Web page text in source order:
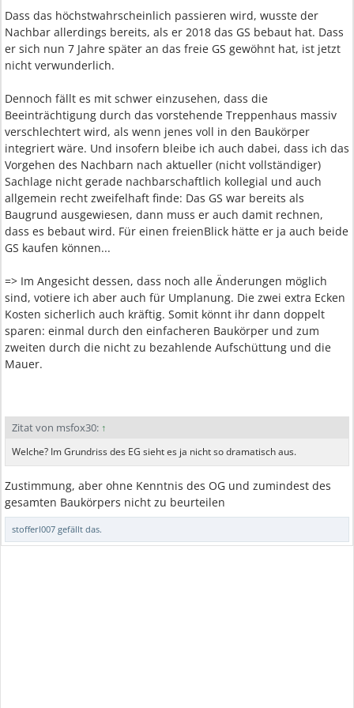
Dass das höchstwahrscheinlich passieren wird, wusste der
Nachbar allerdings bereits, als er 2018 das GS bebaut hat. Dass
er sich nun 7 Jahre später an das freie GS gewöhnt hat, ist jetzt
nicht verwunderlich.
Dennoch fällt es mit schwer einzusehen, dass die
Beeinträchtigung durch das vorstehende Treppenhaus massiv
verschlechtert wird, als wenn jenes voll in den Baukörper
integriert wäre. Und insofern bleibe ich auch dabei, dass ich das
Vorgehen des Nachbarn nach aktueller (nicht vollständiger)
Sachlage nicht gerade nachbarschaftlich kollegial und auch
allgemein recht zweifelhaft finde: Das GS war bereits als
Baugrund ausgewiesen, dann muss er auch damit rechnen,
dass es bebaut wird. Für einen freienBlick hätte er ja auch beide
GS kaufen können...
=> Im Angesicht dessen, dass noch alle Änderungen möglich
sind, votiere ich aber auch für Umplanung. Die zwei extra Ecken
Kosten sicherlich auch kräftig. Somit könnt ihr dann doppelt
sparen: einmal durch den einfacheren Baukörper und zum
zweiten durch die nicht zu bezahlende Aufschüttung und die
Mauer.
Zitat von msfox30: ↑
Welche? Im Grundriss des EG sieht es ja nicht so dramatisch aus.
Zustimmung, aber ohne Kenntnis des OG und zumindest des
gesamten Baukörpers nicht zu beurteilen
stofferl007 gefällt das.